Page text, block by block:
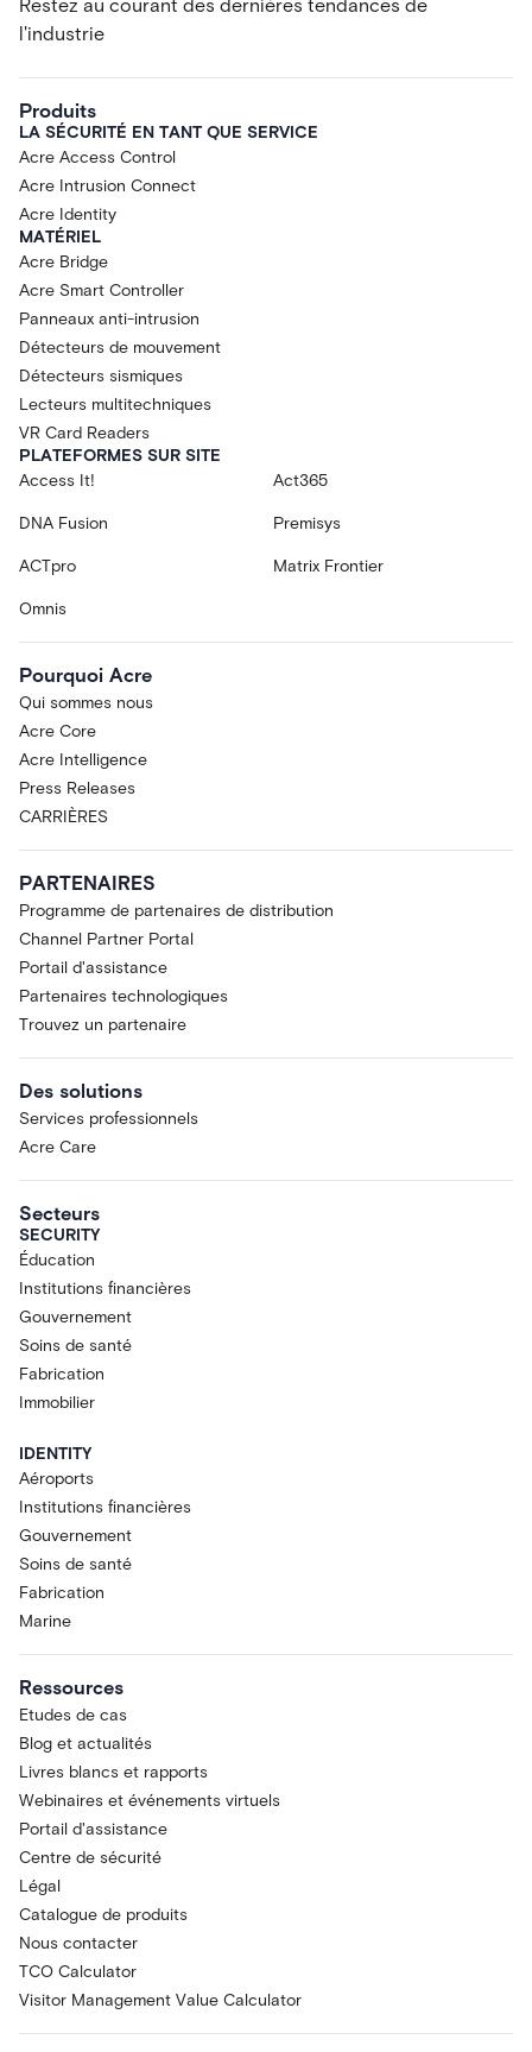
Restez au courant des dernières tendances de
l'industrie
Produits
LA SÉCURITÉ EN TANT QUE SERVICE
Acre Access Control
Acre Intrusion Connect
Acre Identity
MATÉRIEL
Acre Bridge
Acre Smart Controller
Panneaux anti-intrusion
Détecteurs de mouvement
Détecteurs sismiques
Lecteurs multitechniques
VR Card Readers
PLATEFORMES SUR SITE
Access It!
Act365
DNA Fusion Premisys
ACTpro Matrix Frontier
Omnis
Pourquoi Acre
Qui sommes nous
Acre Core
Acre Intelligence
Press Releases
CARRIÈRES
PARTENAIRES
Programme de partenaires de distribution
Channel Partner Portal
Portail d'assistance
Partenaires technologiques
Trouvez un partenaire
Des solutions
Services professionnels
Acre Care
Secteurs
SECURITY
Éducation
Institutions financières
Gouvernement
Soins de santé
Fabrication
Immobilier
IDENTITY
Aéroports
Institutions financières
Gouvernement
Soins de santé
Fabrication
Marine
Ressources
Etudes de cas
Blog et actualités
Livres blancs et rapports
Webinaires et événements virtuels
Portail d'assistance
Centre de sécurité
Légal
Catalogue de produits
Nous contacter
TCO Calculator
Visitor Management Value Calculator